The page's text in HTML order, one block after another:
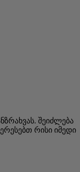
შეიძლება
რისი იმედი